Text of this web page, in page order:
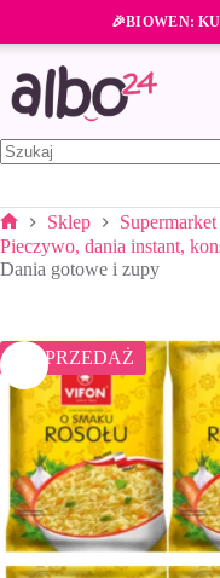
treści
🎉BIOWEN:
Strona
główna
Sklep
Supermarket
Pieczywo, dania instant,
Dania gotowe i zupy
WYPRZEDAŻ